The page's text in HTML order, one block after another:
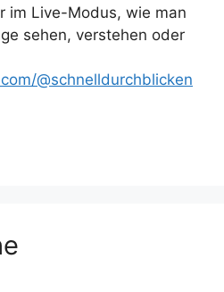
im Live-Modus, wie man
sehen, verstehen oder
@schnelldurchblicken